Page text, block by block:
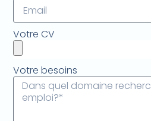
Votre CV
Votre besoins